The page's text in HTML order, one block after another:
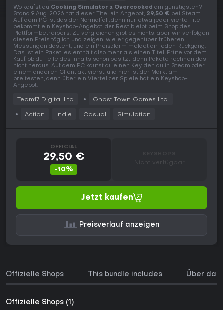
Wo kaufst du Cooking Simulator x Overcooked am günstigsten?
Stand 9 Aug. 2026 hat dieser Titel ein Angebot, 29,50 € bei Steam.
Auf dem PC ist das der Normalfall, denn nur etwa jeder vierte Titel
bekommt ein Keyshop-Angebot, der Rest bleibt beim Shop des
Plattformbetreibers. Zu vergleichen gibt es nichts, aber wir verfolgen
diesen Preis täglich und zeigen, wie er gegenüber früheren
Messungen dasteht, und ein Preisalarm meldet dir jeden Rückgang.
Das ist ein Paket, es enthält also mehr als einen Titel. Prüfe vor dem
Kauf, ob du Teile des Inhalts schon besitzt, denn Pakete rechnen das
nicht heraus. Auf dem PC kaufst du einen Key, den du in Steam oder
einem anderen Client aktivierst, und hier ist der Markt am
breitesten, denn über ein Viertel der Spiele hat ein Keyshop-
Angebot.
Team17 Digital Ltd Ghost Town Games Ltd.
Action Indie Casual Simulation
OFFICIAL
29,50 €
-10%
Nicht verfügbar
Jetzt kaufen
Preisverlauf anzeigen
Offizielle Shops This bundle includes Über das
Offizielle Shops (1)